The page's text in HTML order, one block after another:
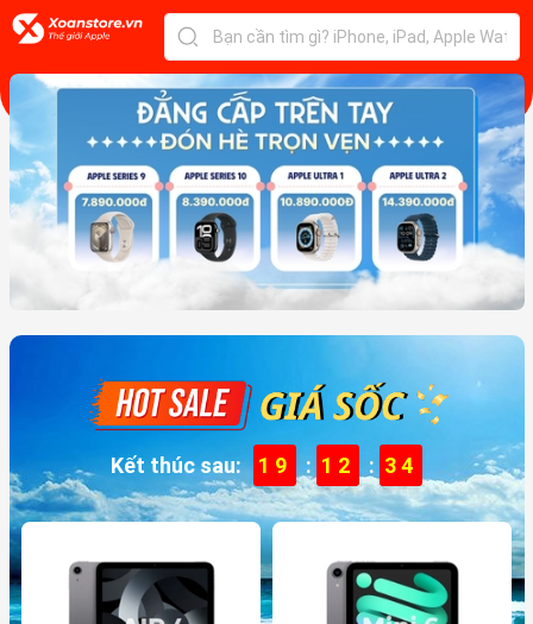
Kết thúc sau: 19 : 12 : 32